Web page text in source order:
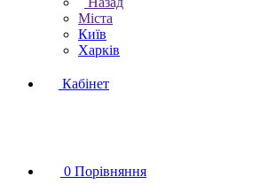
Міста
Київ
Харків
Кабінет
0 Порівняння